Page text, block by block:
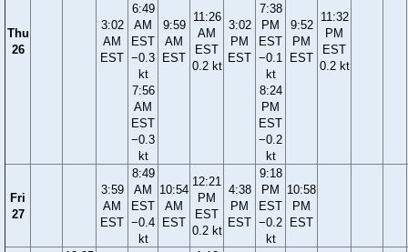
Thu
26
3:02
AM
EST
6:49
AM
EST
−0.3
kt
7:56
AM
EST
−0.3
kt
9:59
AM
EST
11:26
AM
EST
0.2 kt
3:02
PM
EST
7:38
PM
EST
−0.1
kt
8:24
PM
EST
−0.2
kt
9:52
PM
EST
11:32
PM
EST
0.2 kt
Fri
27
3:59
AM
EST
8:49
AM
EST
−0.4
kt
10:54
AM
EST
12:21
PM
EST
0.2 kt
4:38
PM
EST
9:18
PM
EST
−0.2
kt
10:58
PM
EST